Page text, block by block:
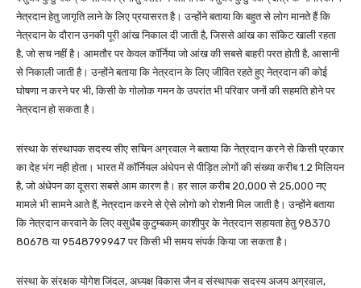
नेत्रदान हेतु जागृति लाने के लिए प्रयासरत है। उन्होंने बताया कि बहुत से लोग मानते हैं कि
नेत्रदान के दौरान उनकी पूरी आंख निकाल दी जाती है, जिससे आंख का सॉकेट खाली रहता
है, जो सच नहीं है। आमतौर पर केवल कॉर्निया जो आंख की सबसे बाहरी परत होती है, आसानी
से निकाली जाती है। उन्होंने बताया कि नेत्रदान के लिए जीवित रहते हुए नेत्रदान की कोई
घोषणा न करने पर भी, किसी के गोलोक गमन के उपरांत भी परिवार जनों की सहमति होने पर
नेत्रदान हो सकता है।
संस्था के संस्थापक सदस्य सीए सचिन अग्रवाल ने बताया कि नेत्रदान करने से किसी प्रकार
का देह भंग नही होता। भारत में कॉर्नियल अंधेपन से पीड़ित लोगों की संख्या करीब 1.2 मिलियन
है, जो अंधेपन का दूसरा सबसे आम कारण है। हर साल करीब 20,000 से 25,000 नए
मामले भी सामने आते हैं, नेत्रदान करने से ऐसे लोगो को रोशनी मिल जाती है। उन्होंने बताया
कि नेत्रदान करवाने के लिए वसुधैब कुटुम्बकम् काशीपुर के नेत्रदान सहायता हेतु 98370
80678 या 9548799947 पर किसी भी समय संपर्क किया जा सकता है।
संस्था के संरक्षक योगेश जिंदल, अध्यक्ष विकास जैन व संस्थापक सदस्य अजय अग्रवाल,